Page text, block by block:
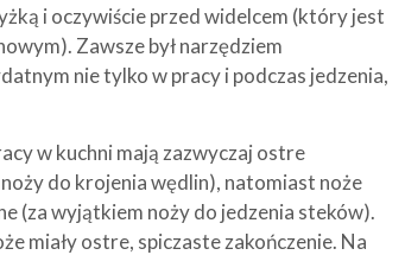
i oczywiście przed widelcem (który jest
Zawsze był narzędziem
nie tylko w pracy i podczas jedzenia,
w kuchni mają zazwyczaj ostre
do krojenia wędlin), natomiast noże
(za wyjątkiem noży do jedzenia steków).
miały ostre, spiczaste zakończenie. Na